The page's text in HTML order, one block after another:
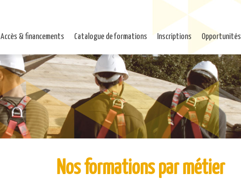
Accès & financements Catalogue de formations Inscriptions Opportunités
Nos formations par métier